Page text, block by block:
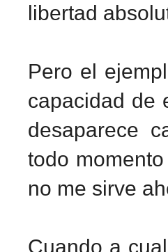
libertad
Pero el
capacidad de
desaparece
todo
no me sirve
Cuando a